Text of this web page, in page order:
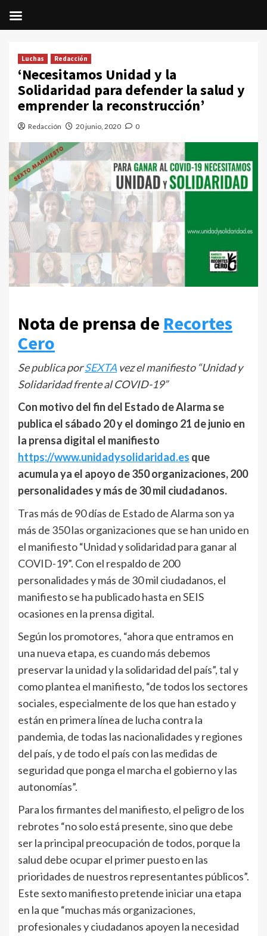
contenido
Luchas Redacción
‘Necesitamos Unidad y la
Solidaridad para defender la salud y
emprender la reconstrucción’
Redacción 20 junio, 2020 0
Nota de prensa de Recortes
Cero
Se publica porSEXTA vez el manifiesto “Unidad y
Solidaridad frente al COVID-19”
Con motivo del fin del Estado de Alarma se
publica el sábado 20 y el domingo 21 de junio en
la prensa digital el manifiesto
https://www.unidadysolidaridad.es que
acumula ya el apoyo de 350 organizaciones, 200
personalidades y más de 30 mil ciudadanos.
Tras más de 90 días de Estado de Alarma son ya
más de 350 las organizaciones que se han unido en
el manifiesto “Unidad y solidaridad para ganar al
COVID-19”. Con el respaldo de 200
personalidades y más de 30 mil ciudadanos, el
manifiesto se ha publicado hasta en SEIS
ocasiones en la prensa digital.
Según los promotores, “ahora que entramos en
una nueva etapa, es cuando más debemos
preservar la unidad y la solidaridad del país”, tal y
como plantea el manifiesto, “de todos los sectores
sociales, especialmente de los que han estado y
están en primera línea de lucha contra la
pandemia, de todas las nacionalidades y regiones
del país, y de todo el país con las medidas de
seguridad que ponga el marcha el gobierno y las
autonomías”.
Para los firmantes del manifiesto, el peligro de los
rebrotes “no solo está presente, sino que debe
ser la principal preocupación de todos, porque la
salud debe ocupar el primer puesto en las
prioridades de nuestros representantes públicos”.
Este sexto manifiesto pretende iniciar una etapa
en la que “muchas más organizaciones,
profesionales y ciudadanos apoyen la necesidad